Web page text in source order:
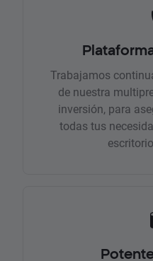
Trabajamos
de nuestra
inversión, para
todas tus